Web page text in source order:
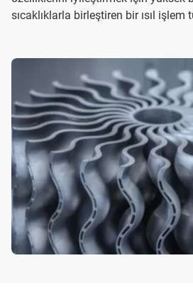
sıcaklıklarla birleştiren bir ısıl işlem